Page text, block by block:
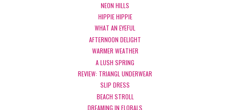
NEON HILLS
HIPPIE HIPPIE
WHAT AN EYEFUL
AFTERNOON DELIGHT
WARMER WEATHER
A LUSH SPRING
REVIEW: TRIANGL UNDERWEAR
SLIP DRESS
BEACH STROLL
DREAMING IN FLORALS